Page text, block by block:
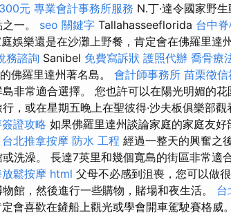
元 專業會計事務所服務 N.丁·達令國家野
一。 seo 關鍵字 Tallahasseeflorida 台中
娛樂還是在沙灘上野餐，肯定會在佛羅里達
務諮詢 Sanibel 免費寫訴狀 護照代辦 喬骨療
佛羅里達州著名島。 會計師事務所 苗栗徵信
非常適合選擇。 您也許可以在陽光明媚的花
，或在星期五晚上在聖彼得·沙夫板俱樂部觀
證攻略 如果佛羅里達州談論家庭的家庭友
台北推拿按摩 防水 工程 經過一整天的興奮之
洗澡。 長達7英里和幾個寬島的街區非常適
鬆按摩 html 父母不必感到沮喪，您可以做
館，然後進行一些購物，賭場和夜生活。 台
會喜歡在鏟船上觀光或學會開車駕駛賽格威。